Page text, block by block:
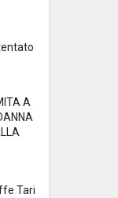
A
Tari